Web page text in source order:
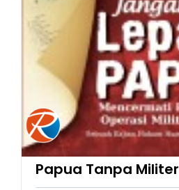
Papua Tanpa Militer